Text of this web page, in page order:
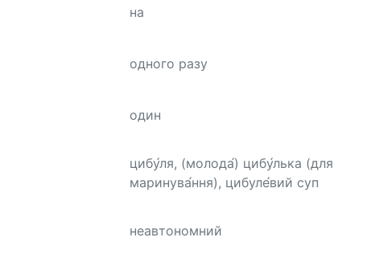
на
одного разу
один
цибу́ля, (молода́) цибу́лька (для
маринува́ння), цибуле́вий суп
неавтономний